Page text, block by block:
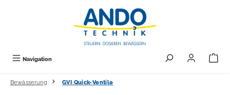
Navigation
Bewässerung GVI Quick-Ventile